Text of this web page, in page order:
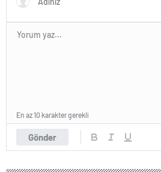
Gönder
En az 10 karakter gerekli